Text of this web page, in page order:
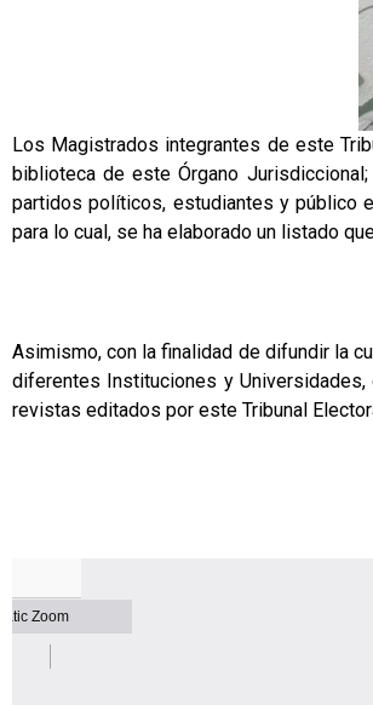
Los Magistrados integrantes de este
biblioteca de este Órgano
partidos políticos, estudiantes y público
para lo cual, se ha elaborado un listado
Asimismo, con la finalidad de difundir la
diferentes Instituciones y
revistas editados por este Tribunal